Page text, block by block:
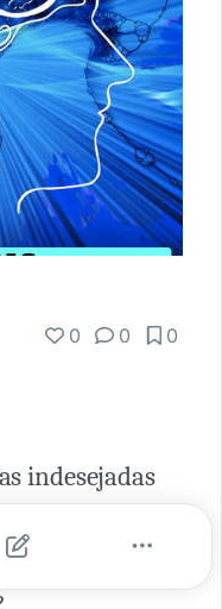
0 0 0
indesejadas
não é simples